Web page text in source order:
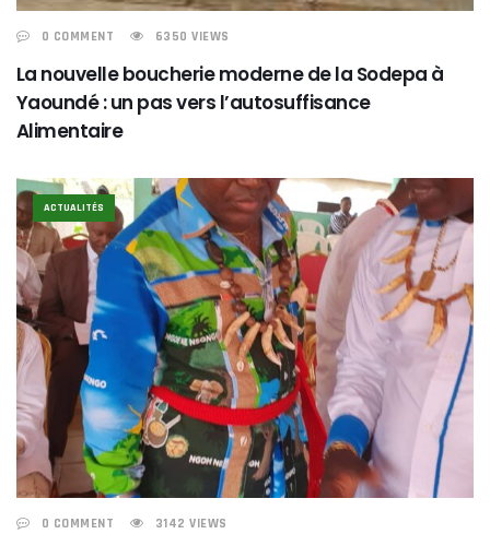
0 COMMENT 6350 VIEWS
La nouvelle boucherie moderne de la Sodepa à
Yaoundé : un pas vers l’autosuffisance
Alimentaire
ACTUALITÉS
0 COMMENT 3142 VIEWS